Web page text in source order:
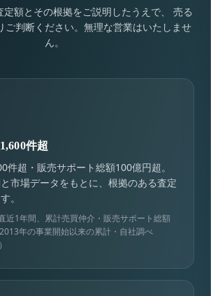
額とその根拠をご説明したうえで、 売る
ご判断ください。無理な営業はいたしませ
ん。
件超
件超・販売サポート総額100億円超。
市場データをもとに、根拠のある査定
。
近1年間、累計売買仲介・販売サポート総額
2013年の事業開始以来の累計・自社調べ